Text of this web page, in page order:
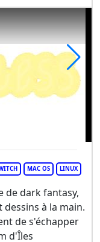
Saviorless
MAC OS LINUX
de dark fantasy,
à la main.
de s'échapper
d'Îles